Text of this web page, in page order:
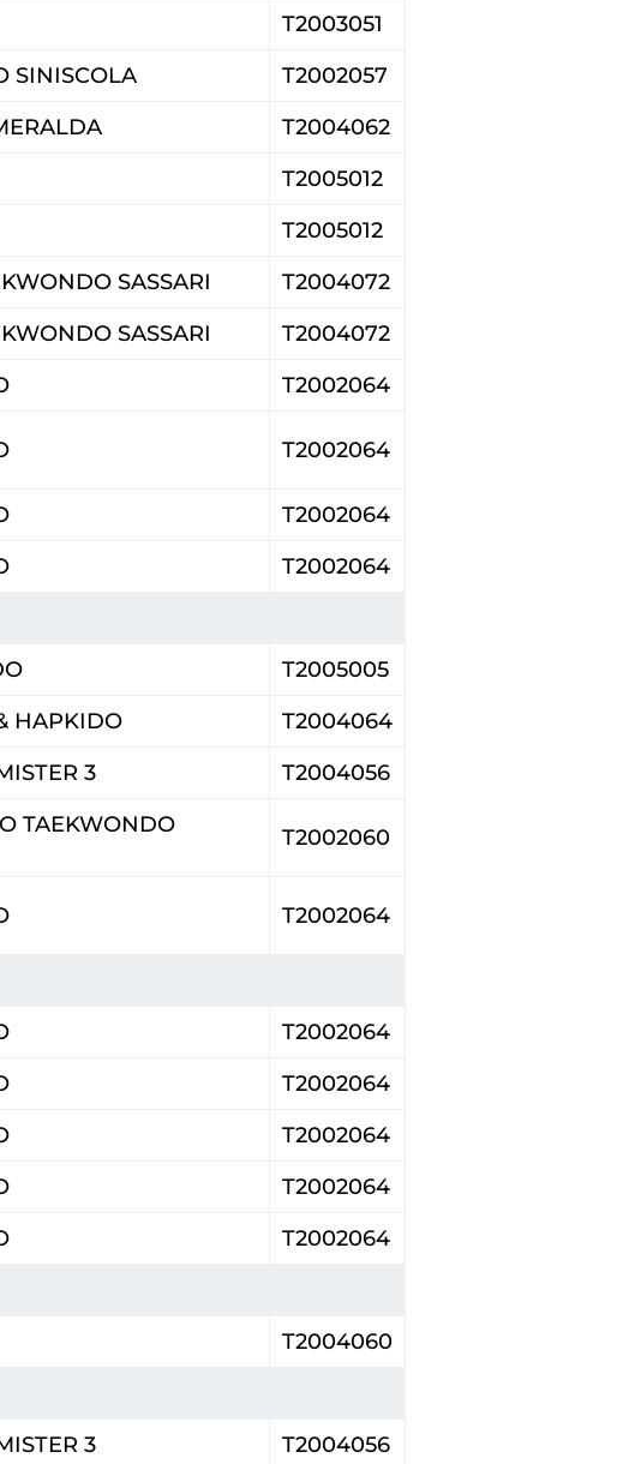
T2003051
SINISCOLA
T2002057
T2004062
T2005012
T2005012
SASSARI
T2004072
SASSARI
T2004072
T2002064
T2002064
T2002064
T2002064
T2005005
& HAPKIDO
T2004064
3 T2004056
TAEKWONDO
T2002060
T2002064
T2002064
T2002064
T2002064
T2002064
T2002064
T2004060
3 T2004056